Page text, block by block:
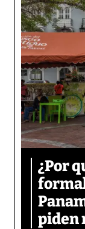
¿Por
piden